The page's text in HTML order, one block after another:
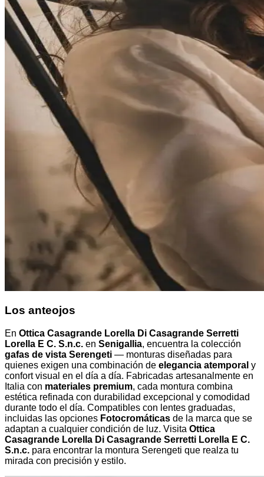
Los anteojos
En Ottica Casagrande Lorella Di Casagrande Serretti
Lorella E C. S.n.c. en Senigallia, encuentra la colección
gafas de vista Serengeti — monturas diseñadas para
quienes exigen una combinación de elegancia atemporal y
confort visual en el día a día. Fabricadas artesanalmente en
Italia con materiales premium, cada montura combina
estética refinada con durabilidad excepcional y comodidad
durante todo el día. Compatibles con lentes graduadas,
incluidas las opciones Fotocromáticas de la marca que se
adaptan a cualquier condición de luz. Visita Ottica
Casagrande Lorella Di Casagrande Serretti Lorella E C.
S.n.c. para encontrar la montura Serengeti que realza tu
mirada con precisión y estilo.